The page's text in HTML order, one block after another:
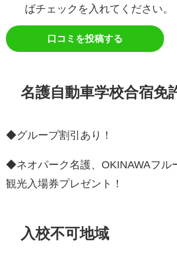
ばチェックを入れてください。
口コミを投稿する
名護自動車学校合宿免
◆グループ割引あり！
◆ネオパーク名護、OKINAWAフル
観光入場券プレゼント！
入校不可地域